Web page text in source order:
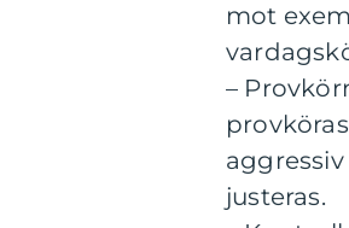
mot
–
justeras.